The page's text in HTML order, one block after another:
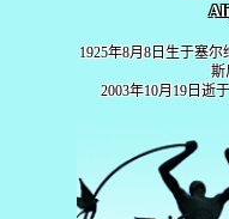
1925年8月8日生于塞
斯
2003年10月19日逝